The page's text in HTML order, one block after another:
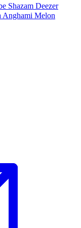
Shazam Deezer
Anghami Melon